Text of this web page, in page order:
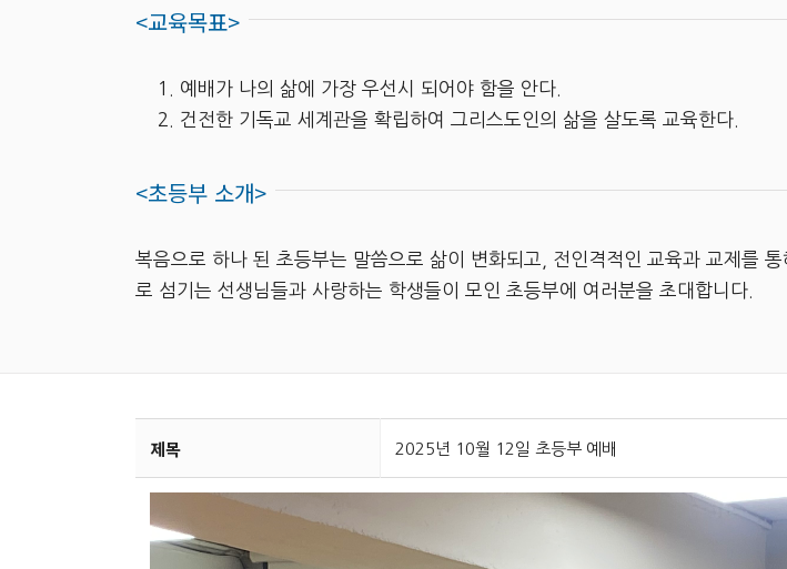
<교육목표>
예배가 나의 삶에 가장 우선시 되어야 함을 안다.
건전한 기독교 세계관을 확립하여 그리스도인의 삶을 살도록 교육한다.
<초등부 소개>
복음으로 하나 된 초등부는 말씀으로 삶이 변화되고, 전인격적인 교육과 교제를
로 섬기는 선생님들과 사랑하는 학생들이 모인 초등부에 여러분을 초대합니다.
제목 2025년 10월 12일 초등부 예배